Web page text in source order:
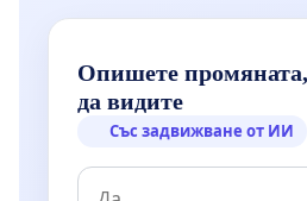
Опишете
да видите
Със задвижване от ИИ